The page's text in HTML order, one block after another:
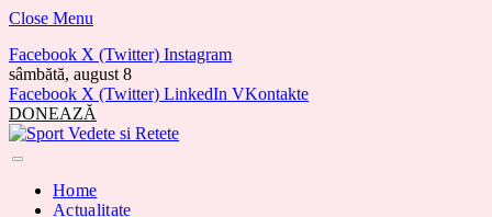
Close Menu
Facebook X (Twitter) Instagram
sâmbătă, august 8
Facebook X (Twitter) LinkedIn VKontakte
DONEAZĂ
Home
Actualitate